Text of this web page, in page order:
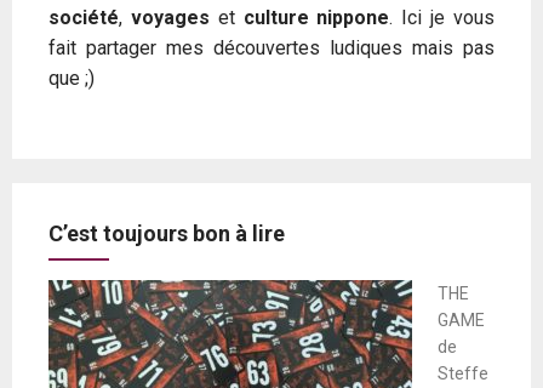
société, voyages et culture nippone. Ici je vous
fait partager mes découvertes ludiques mais pas
que ;)
C’est toujours bon à lire
THE
GAME
de
Steffe